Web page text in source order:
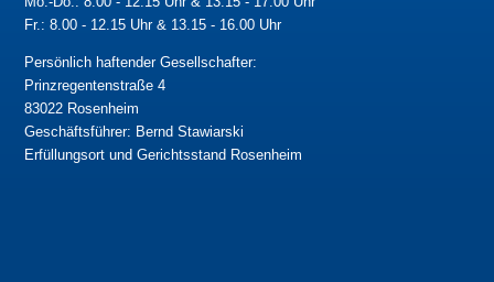
Fr.: 8.00 - 12.15 Uhr & 13.15 - 16.00 Uhr
Persönlich haftender Gesellschafter:
Prinzregentenstraße 4
83022 Rosenheim
Geschäftsführer: Bernd Stawiarski
Erfüllungsort und Gerichtsstand Rosenheim